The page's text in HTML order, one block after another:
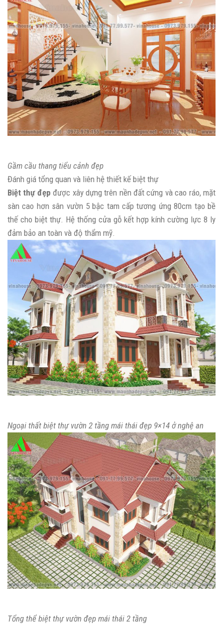
Gầm cầu thang tiểu cảnh đẹp
Đánh giá tổng quan và liên hệ thiết kế biệt thự
Biệt thự đẹp được xây dựng trên nền đất cứng và cao ráo, mặt
sàn cao hơn sân vườn 5 bậc tam cấp tương ứng 80cm tạo bề
thế cho biệt thự. Hệ thống cửa gỗ kết hợp kính cường lực 8 ly
đảm bảo an toàn và độ thẩm mỹ.
Ngoại thất biệt thự vườn 2 tầng mái thái đẹp 9×14 ở nghệ an
Tổng thể biệt thự vườn đẹp mái thái 2 tầng